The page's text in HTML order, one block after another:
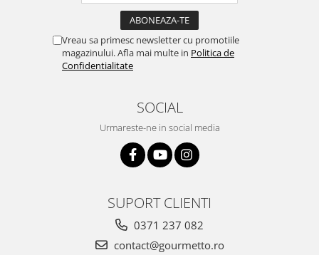
Vreau sa primesc newsletter cu promotiile
magazinului. Afla mai multe in Politica de
Confidentialitate
SOCIAL
Urmareste-ne in social media
SUPORT CLIENTI
0371 237 082
contact@gourmetto.ro